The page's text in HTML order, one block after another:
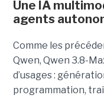
Une IA
agents
Comme les
Qwen, Qwen 3.8-
d’usages :
programmation,